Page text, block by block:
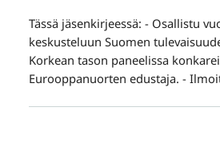
Tässä jäsenkirjeessä: - Osallistu
keskusteluun Suomen
Korkean tason paneelissa
Eurooppanuorten edustaja. -